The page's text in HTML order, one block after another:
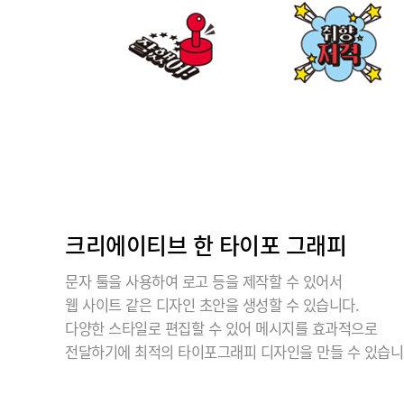
크리에이티브 한 타이포 그래피
문자 툴을 사용하여 로고 등을 제작할 수 있어서
웹 사이트 같은 디자인 초안을 생성할 수 있습니다.
다양한 스타일로 편집할 수 있어 메시지를 효과적으로
전달하기에 최적의 타이포그래피 디자인을 만들 수 있습